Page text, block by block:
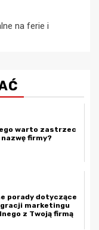
na ferie i
warto zastrzec
nazwę firmy?
porady dotyczące
marketingu
z Twoją firmą